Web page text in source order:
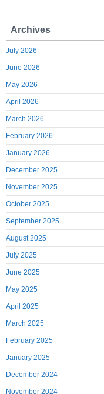
Archives
July 2026
June 2026
May 2026
April 2026
March 2026
February 2026
January 2026
December 2025
November 2025
October 2025
September 2025
August 2025
July 2025
June 2025
May 2025
April 2025
March 2025
February 2025
January 2025
December 2024
November 2024